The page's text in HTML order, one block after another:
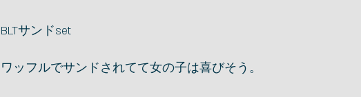
BLTサンドset
ワッフルでサンドされてて女の子は喜びそう。